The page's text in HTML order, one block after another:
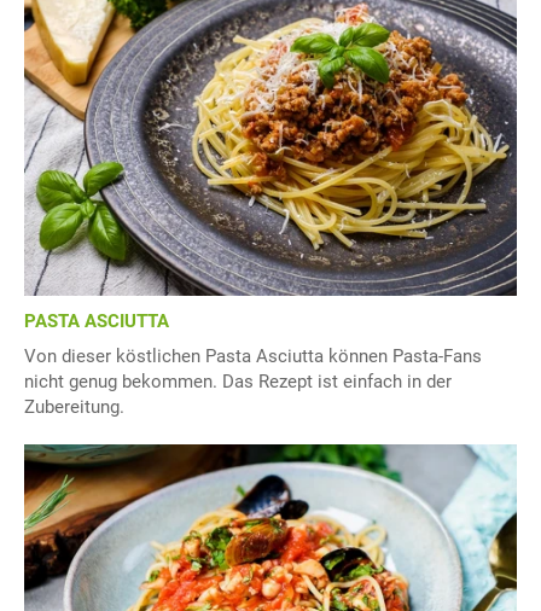
PASTA ASCIUTTA
Von dieser köstlichen Pasta Asciutta können Pasta-Fans
nicht genug bekommen. Das Rezept ist einfach in der
Zubereitung.